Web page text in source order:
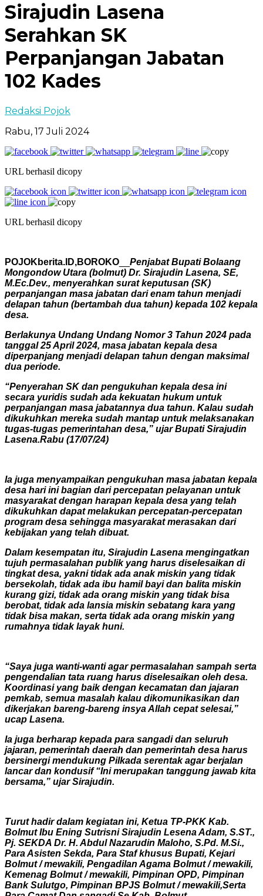
Sirajudin Lasena
Serahkan SK
Perpanjangan Jabatan
102 Kades
Redaksi Pojok
Rabu, 17 Juli 2024
URL berhasil dicopy
URL berhasil dicopy
POJOKberita.ID,BOROKO
Penjabat Bupati Bolaang
Mongondow Utara (bolmut) Dr. Sirajudin Lasena, SE,
M.Ec.Dev., menyerahkan surat keputusan (SK)
perpanjangan masa jabatan dari enam tahun menjadi
delapan tahun (bertambah dua tahun) kepada 102 kepala
desa.
Berlakunya Undang Undang Nomor 3 Tahun 2024 pada
tanggal 25 April 2024, masa jabatan kepala desa
diperpanjang menjadi delapan tahun dengan maksimal
dua periode.
“Penyerahan SK dan pengukuhan kepala desa ini
secara yuridis sudah ada kekuatan hukum untuk
perpanjangan masa jabatannya dua tahun. Kalau sudah
dikukuhkan mereka sudah mantap untuk melaksanakan
tugas-tugas pemerintahan desa,” ujar Bupati Sirajudin
Lasena.Rabu (17/07/24)
Ia juga menyampaikan pengukuhan masa jabatan kepala
desa hari ini bagian dari percepatan pelayanan untuk
masyarakat dengan harapan kepala desa yang telah
dikukuhkan dapat melakukan percepatan-percepatan
program desa sehingga masyarakat merasakan dari
kebijakan yang telah dibuat.
Dalam kesempatan itu, Sirajudin Lasena mengingatkan
tujuh permasalahan publik yang harus diselesaikan di
tingkat desa, yakni tidak ada anak miskin yang tidak
bersekolah, tidak ada ibu hamil bayi dan balita miskin
kurang gizi, tidak ada orang miskin yang tidak bisa
berobat, tidak ada lansia miskin sebatang kara yang
tidak bisa makan, serta tidak ada orang miskin yang
rumahnya tidak layak huni.
“Saya juga wanti-wanti agar permasalahan sampah serta
pengendalian tata ruang harus diselesaikan oleh desa.
Koordinasi yang baik dengan kecamatan dan jajaran
pemkab, semua masalah kalau dikomunikasikan dan
dikerjakan bareng-bareng insya Allah cepat selesai,”
ucap Lasena.
Ia juga berharap kepada para sangadi dan seluruh
jajaran, pemerintah daerah dan pemerintah desa harus
bersinergi mendukung Pilkada serentak agar berjalan
lancar dan kondusif “Ini merupakan tanggung jawab kita
bersama,” ujar Sirajudin.
Turut hadir dalam kegiatan ini, Ketua TP-PKK Kab.
Bolmut Ibu Ening Sutrisni Sirajudin Lesena Adam, S.ST.,
Pj. SEKDA Dr. H. Abdul Nazarudin Maloho, S.Pd. M.Si.,
Para Asisten Sekda, Para Staf khusus Bupati, Kejari
Bolmut / mewakili, Pengadilan Agama Bolmut / mewakili,
Kemenag Bolmut / mewakili, Pimpinan OPD, Pimpinan
Bank Sulutgo, Pimpinan BPJS Bolmut / mewakili,Serta